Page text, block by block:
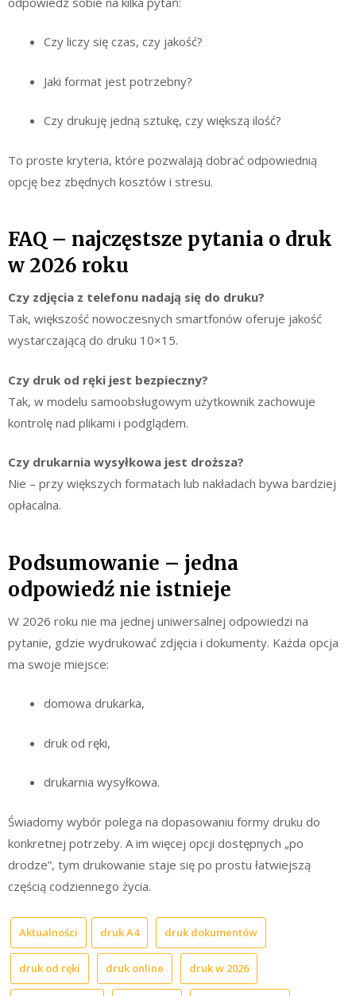
Czy liczy się czas, czy jakość?
Jaki format jest potrzebny?
Czy drukuję jedną sztukę, czy większą ilość?
To proste kryteria, które pozwalają dobrać odpowiednią
opcję bez zbędnych kosztów i stresu.
FAQ – najczęstsze pytania o druk
w 2026 roku
Czy zdjęcia z telefonu nadają się do druku?
Tak, większość nowoczesnych smartfonów oferuje jakość
wystarczającą do druku 10×15.
Czy druk od ręki jest bezpieczny?
Tak, w modelu samoobsługowym użytkownik zachowuje
kontrolę nad plikami i podglądem.
Czy drukarnia wysyłkowa jest droższa?
Nie – przy większych formatach lub nakładach bywa bardziej
opłacalna.
Podsumowanie – jedna
odpowiedź nie istnieje
W 2026 roku nie ma jednej uniwersalnej odpowiedzi na
pytanie, gdzie wydrukować zdjęcia i dokumenty. Każda opcja
ma swoje miejsce:
domowa drukarka,
druk od ręki,
drukarnia wysyłkowa.
Świadomy wybór polega na dopasowaniu formy druku do
konkretnej potrzeby. A im więcej opcji dostępnych „po
drodze”, tym drukowanie staje się po prostu łatwiejszą
częścią codziennego życia.
Aktualności druk A4 druk dokumentów
druk od ręki druk online druk w 2026